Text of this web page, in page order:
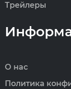
Трейлеры
О нас
Политика